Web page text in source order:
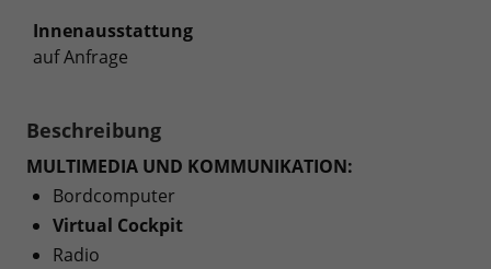
Innenausstattung
auf Anfrage
Beschreibung
MULTIMEDIA UND KOMMUNIKATION:
Bordcomputer
Virtual Cockpit
Radio